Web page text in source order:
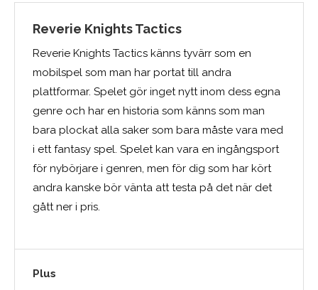
Reverie Knights Tactics
Reverie Knights Tactics känns tyvärr som en
mobilspel som man har portat till andra
plattformar. Spelet gör inget nytt inom dess egna
genre och har en historia som känns som man
bara plockat alla saker som bara måste vara med
i ett fantasy spel. Spelet kan vara en ingångsport
för nybörjare i genren, men för dig som har kört
andra kanske bör vänta att testa på det när det
gått ner i pris.
Plus